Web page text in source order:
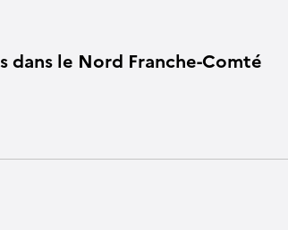
dans le Nord Franche-Comté